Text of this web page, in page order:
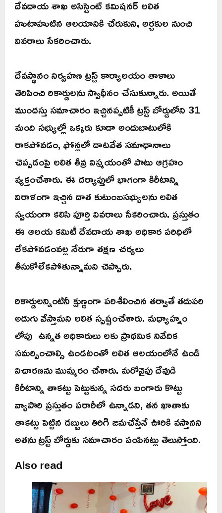
దేవదాయ శాఖ అసిస్టెంట్ కమిషనర్ లలిత
హుటాహుటిన ఆలయానికి చేరుకుని, అర్చకుల నుంచి
వివరాలు సేకరించారు.
దేవస్థానం నిర్వహణ ట్రస్ట్ కార్యాలయం తాళాలు
తెరిపించి రికార్డులను స్వాధీనం చేసుకున్నారు. అయితే
ముందస్తు సమాచారం ఇచ్చినప్పటికీ ట్రస్ట్ బోర్డులోని 31
మంది సభ్యుల్లో ఒక్కరు కూడా అందుబాటులోకి
రాకపోవడం, ఫోన్లలో దాటవేత సమాధానాలు
చెప్పడంపై లలిత తీవ్ర విస్మయంతో పాటు ఆగ్రహం
వ్యక్తంచేశారు. ఈ దర్యాప్తులో భాగంగా కిరీటాన్ని
విరాళంగా ఇచ్చిన దాత కుటుంబసభ్యులను లలిత
స్వయంగా కలిసి పూర్తి వివరాలు సేకరించారు. ప్రస్తుతం
ఈ ఆలయ కమిటీ దేవదాయ శాఖ అధికార పరిధిలో
లేకపోవడంవల్ల నేరుగా తక్షణ చర్యలు
తీసుకోలేకపోతున్నామని చెప్పారు.
రికార్డులన్నింటినీ క్షుణ్ణంగా పరిశీలించిన తర్వాతే తదుపరి
అడుగు వేస్తామని లలిత స్పష్టంచేశారు. మధ్యాహ్నం
లోపు ఉన్నత అధికారులు లకు ప్రాథమిక నివేదిక
సమర్పించాల్సి ఉండటంతో లలిత ఆలయంలోనే ఉండి
విచారణను ముమ్మరం చేశారు. మరోవైపు దేవుడి
కిరీటాన్ని తాకట్టు పెట్టుకున్న సదరు బంగారు కొట్టు
వ్యాపారి ప్రస్తుతం పరారీలో ఉన్నాడని, తన ఖాతాకు
తాకట్టు పెట్టిన డబ్బులు తిరిగి జమచేస్తేనే ఊరికి వస్తానని
అతను ట్రస్ట్ బోర్డుకు సమాచారం పంపినట్లు తెలుస్తోంది.
Also read